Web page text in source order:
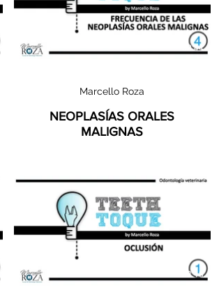
02:44
Marcello Roza
NEOPLASÍAS ORALES
MALIGNAS
03:18